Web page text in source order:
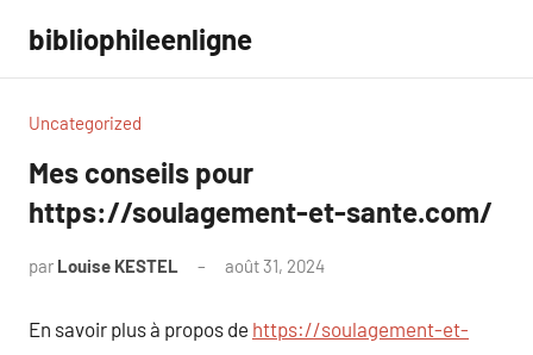
contenu
bibliophileenligne
Uncategorized
Mes conseils pour
https://soulagement-et-sante.com/
par Louise KESTEL août 31, 2024
En savoir plus à propos de https://soulagement-et-